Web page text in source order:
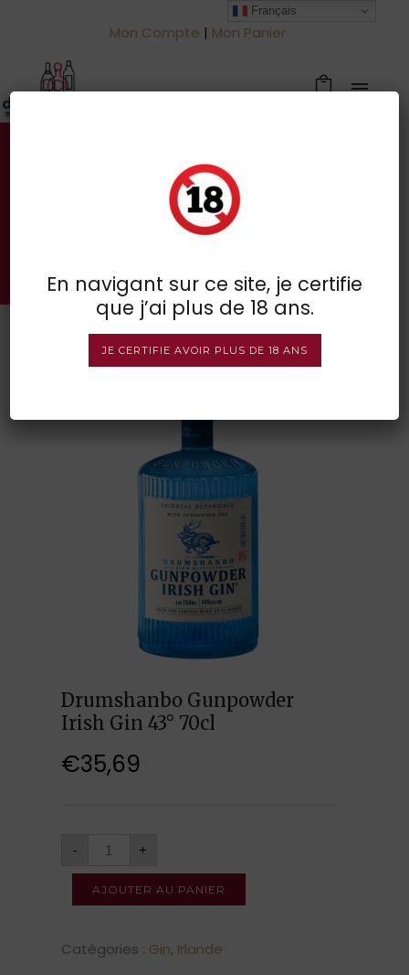
Mon Compte | Mon Panier
Votre spécialiste des vins à
BOUTIQUE EN LIGNE
Drumshanbo Gunpowder
Irish Gin 43° 70cl
€35,69
- +
AJOUTER AU PANIER
Catégories : Gin, Irlande
Français
En navigant sur ce site, je certifie
que j’ai plus de 18 ans.
JE CERTIFIE AVOIR PLUS DE 18 ANS